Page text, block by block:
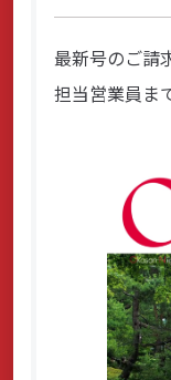
会社案内
サステナビ
最新号のご請
担当営業員ま